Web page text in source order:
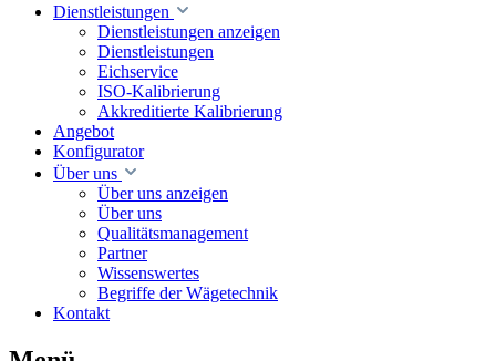
Dienstleistungen
Dienstleistungen anzeigen
Dienstleistungen
Eichservice
ISO-Kalibrierung
Akkreditierte Kalibrierung
Angebot
Konfigurator
Über uns
Über uns anzeigen
Über uns
Qualitätsmanagement
Partner
Wissenswertes
Begriffe der Wägetechnik
Kontakt